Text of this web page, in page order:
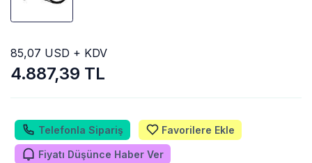
4.887,39 TL
85,07 USD + KDV
Telefonla Sipariş Favorilere Ekle
Fiyatı Düşünce Haber Ver